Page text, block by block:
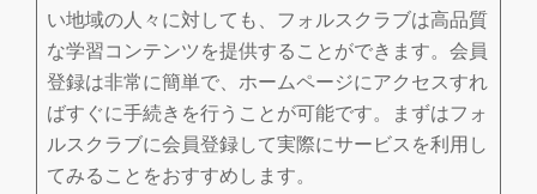
い地域の人々に対しても、フォルスクラブは高品質
な学習コンテンツを提供することができます。会員
登録は非常に簡単で、ホームページにアクセスすれ
ばすぐに手続きを行うことが可能です。まずはフォ
ルスクラブに会員登録して実際にサービスを利用し
てみることをおすすめします。